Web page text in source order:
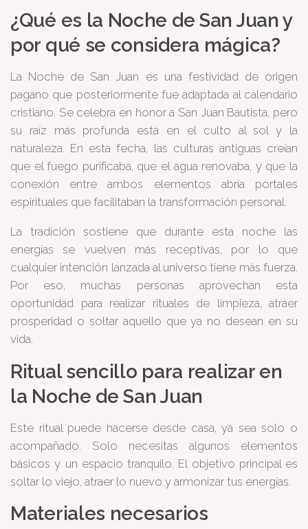
¿Qué es la Noche de San Juan y
por qué se considera mágica?
La Noche de San Juan es una festividad de origen
pagano que posteriormente fue adaptada al calendario
cristiano. Se celebra en honor a San Juan Bautista, pero
su raíz más profunda está en el culto al sol y la
naturaleza. En esta fecha, las culturas antiguas creían
que el fuego purificaba, que el agua renovaba, y que la
conexión entre ambos elementos abría portales
espirituales que facilitaban la transformación personal.
La tradición sostiene que durante esta noche las
energías se vuelven más receptivas, por lo que
cualquier intención lanzada al universo tiene más fuerza.
Por eso, muchas personas aprovechan esta
oportunidad para realizar rituales de limpieza, atraer
prosperidad o soltar aquello que ya no desean en su
vida.
Ritual sencillo para realizar en
la Noche de San Juan
Este ritual puede hacerse desde casa, ya sea solo o
acompañado. Solo necesitas algunos elementos
básicos y un espacio tranquilo. El objetivo principal es
soltar lo viejo, atraer lo nuevo y armonizar tus energías.
Materiales necesarios